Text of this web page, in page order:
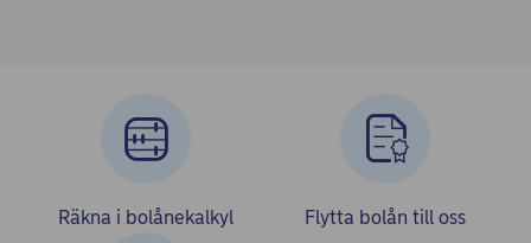
Räkna i bolånekalkyl Flytta bolån till oss